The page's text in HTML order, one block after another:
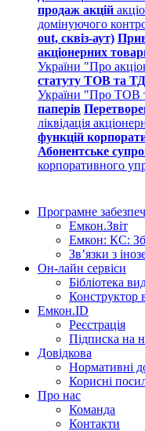
продаж акцій
домінуючого
out, сквіз-аут)
акціонерних
України "Про
статуту ТОВ та
України "Про ТОВ
паперів
ліквідація
функцій
Абонентське
корпоративного
Програмне
Емкон.Звіт
Емкон: КС:
Зв’язки з
Он-лайн сервіси
Бібліотека
Конструктор
Емкон.ID
Реєстрація
Підписка на
Довідкова
Нормативні
Корисні
Про нас
Команда
Контакти